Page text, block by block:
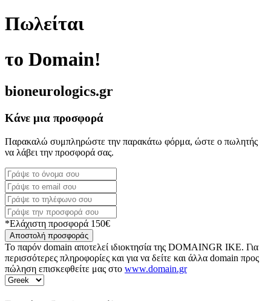
Πωλείται
το Domain!
bioneurologics.gr
Κάνε μια προσφορά
Παρακαλώ συμπληρώστε την παρακάτω φόρμα, ώστε ο πωλητής
να λάβει την προσφορά σας.
*Ελάχιστη προσφορά 150€
Αποστολή προσφοράς
Το παρόν domain αποτελεί ιδιοκτησία της DOMAINGR ΙΚΕ. Για
περισσότερες πληροφορίες και για να δείτε και άλλα domain προς
πώληση επισκεφθείτε μας στο www.domain.gr